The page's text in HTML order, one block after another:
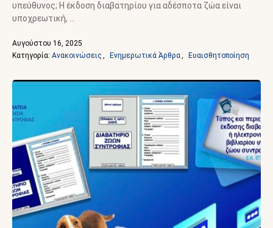
υπεύθυνος; Η έκδοση διαβατηρίου για αδέσποτα ζώα είναι
υποχρεωτική, …
Αυγούστου 16, 2025
Κατηγορία: Ανακοινώσεις , Ενημερωτικά Άρθρα, Ευαισθητοποίηση